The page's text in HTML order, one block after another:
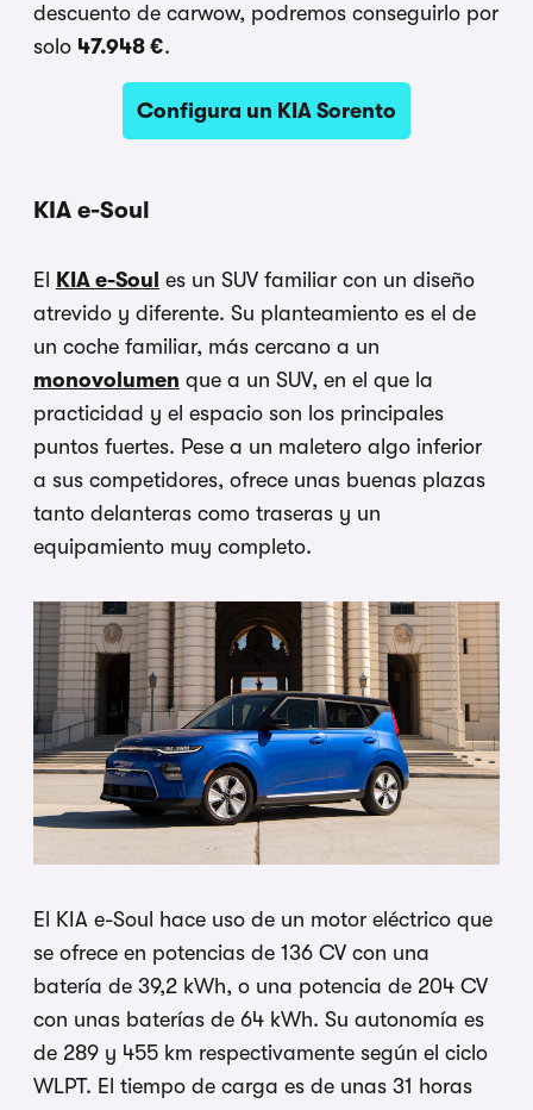
descuento de carwow, podremos conseguirlo por
solo 47.948 €.
Configura un KIA Sorento
KIA e-Soul
El KIA e-Soul es un SUV familiar con un diseño
atrevido y diferente. Su planteamiento es el de
un coche familiar, más cercano a un
monovolumen que a un SUV, en el que la
practicidad y el espacio son los principales
puntos fuertes. Pese a un maletero algo inferior
a sus competidores, ofrece unas buenas plazas
tanto delanteras como traseras y un
equipamiento muy completo.
El KIA e-Soul hace uso de un motor eléctrico que
se ofrece en potencias de 136 CV con una
batería de 39,2 kWh, o una potencia de 204 CV
con unas baterías de 64 kWh. Su autonomía es
de 289 y 455 km respectivamente según el ciclo
WLPT. El tiempo de carga es de unas 31 horas